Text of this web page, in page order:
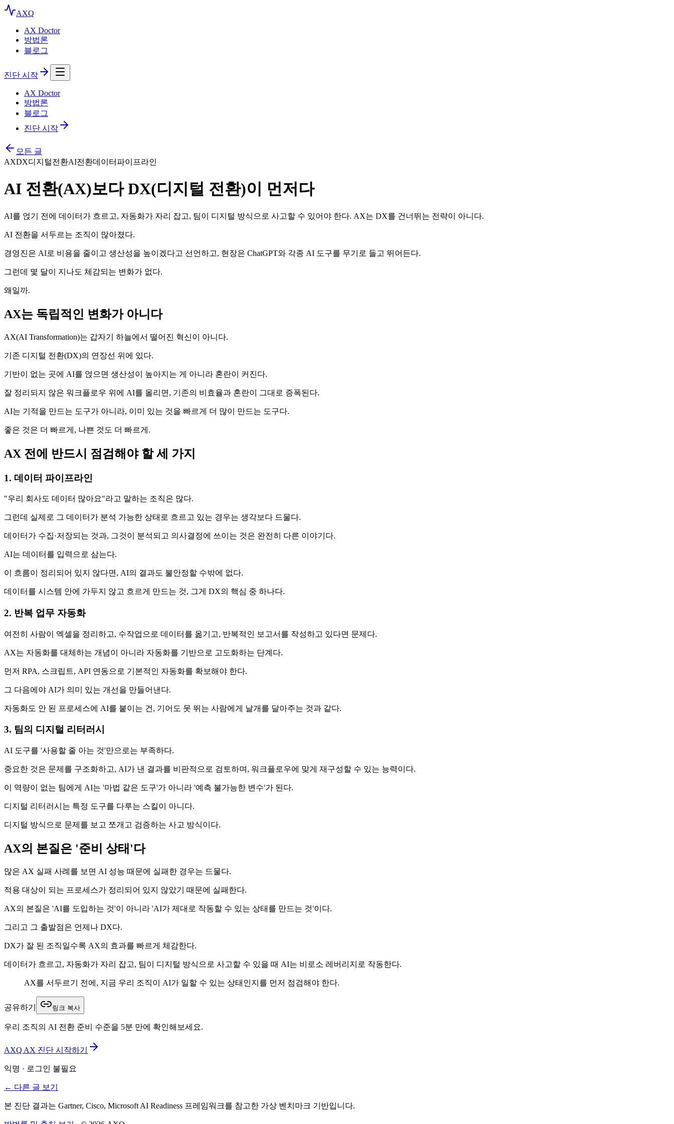
AXQ
AX Doctor
방법론
블로그
진단 시작
AX Doctor
방법론
블로그
진단 시작
모든 글
AXDX디지털전환AI전환데이터파이프라인
AI 전환(AX)보다 DX(디지털 전환)이 먼저다
AI를 얹기 전에 데이터가 흐르고, 자동화가 자리 잡고, 팀이 디지털 방식으로 사고할 수 있어야 한다. AX는 DX를 건너뛰는 전략이 아니다.
AI 전환을 서두르는 조직이 많아졌다.
경영진은 AI로 비용을 줄이고 생산성을 높이겠다고 선언하고, 현장은 ChatGPT와 각종 AI 도구를 무기로 들고 뛰어든다.
그런데 몇 달이 지나도 체감되는 변화가 없다.
왜일까.
AX는 독립적인 변화가 아니다
AX(AI Transformation)는 갑자기 하늘에서 떨어진 혁신이 아니다.
기존 디지털 전환(DX)의 연장선 위에 있다.
기반이 없는 곳에 AI를 얹으면 생산성이 높아지는 게 아니라 혼란이 커진다.
잘 정리되지 않은 워크플로우 위에 AI를 올리면, 기존의 비효율과 혼란이 그대로 증폭된다.
AI는 기적을 만드는 도구가 아니라, 이미 있는 것을 빠르게 더 많이 만드는 도구다.
좋은 것은 더 빠르게, 나쁜 것도 더 빠르게.
AX 전에 반드시 점검해야 할 세 가지
1. 데이터 파이프라인
"우리 회사도 데이터 많아요"라고 말하는 조직은 많다.
그런데 실제로 그 데이터가 분석 가능한 상태로 흐르고 있는 경우는 생각보다 드물다.
데이터가 수집·저장되는 것과, 그것이 분석되고 의사결정에 쓰이는 것은 완전히 다른 이야기다.
AI는 데이터를 입력으로 삼는다.
이 흐름이 정리되어 있지 않다면, AI의 결과도 불안정할 수밖에 없다.
데이터를 시스템 안에 가두지 않고 흐르게 만드는 것, 그게 DX의 핵심 중 하나다.
2. 반복 업무 자동화
여전히 사람이 엑셀을 정리하고, 수작업으로 데이터를 옮기고, 반복적인 보고서를 작성하고 있다면 문제다.
AX는 자동화를 대체하는 개념이 아니라 자동화를 기반으로 고도화하는 단계다.
먼저 RPA, 스크립트, API 연동으로 기본적인 자동화를 확보해야 한다.
그 다음에야 AI가 의미 있는 개선을 만들어낸다.
자동화도 안 된 프로세스에 AI를 붙이는 건, 기어도 못 뛰는 사람에게 날개를 달아주는 것과 같다.
3. 팀의 디지털 리터러시
AI 도구를 '사용할 줄 아는 것'만으로는 부족하다.
중요한 것은 문제를 구조화하고, AI가 낸 결과를 비판적으로 검토하며, 워크플로우에 맞게 재구성할 수 있는 능력이다.
이 역량이 없는 팀에게 AI는 '마법 같은 도구'가 아니라 '예측 불가능한 변수'가 된다.
디지털 리터러시는 특정 도구를 다루는 스킬이 아니다.
디지털 방식으로 문제를 보고 쪼개고 검증하는 사고 방식이다.
AX의 본질은 '준비 상태'다
많은 AX 실패 사례를 보면 AI 성능 때문에 실패한 경우는 드물다.
적용 대상이 되는 프로세스가 정리되어 있지 않았기 때문에 실패한다.
AX의 본질은 'AI를 도입하는 것'이 아니라 'AI가 제대로 작동할 수 있는 상태를 만드는 것'이다.
그리고 그 출발점은 언제나 DX다.
DX가 잘 된 조직일수록 AX의 효과를 빠르게 체감한다.
데이터가 흐르고, 자동화가 자리 잡고, 팀이 디지털 방식으로 사고할 수 있을 때 AI는 비로소 레버리지로 작동한다.
AX를 서두르기 전에, 지금 우리 조직이 AI가 일할 수 있는 상태인지를 먼저 점검해야 한다.
공유하기 링크 복사
우리 조직의 AI 전환 준비 수준을 5분 만에 확인해보세요.
AXQ AX 진단 시작하기
익명 · 로그인 불필요
← 다른 글 보기
본 진단 결과는 Gartner, Cisco, Microsoft AI Readiness 프레임워크를 참고한 가상 벤치마크 기반입니다.